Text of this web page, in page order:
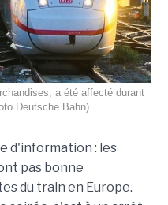
a été affecté durant
Deutsche Bahn)
d'information : les
pas bonne
du train en Europe.